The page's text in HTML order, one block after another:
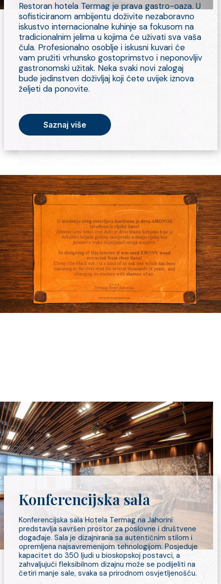
Restoran hotela Termag je prava gastro-oaza. U
sofisticiranom ambijentu doživite nezaboravno
iskustvo internacionalne kuhinje sa fokusom na
tradicionalnim jelima u kojima će uživati sva vaša
čula. Profesionalno osoblje i iskusni kuvari će
vam pružiti vrhunsko gostoprimstvo i neponovljiv
gastronomski užitak. Neka svaki novi zalogaj
bude jedinstven doživljaj koji ćete uvijek iznova
željeti da ponovite.
Saznaj više
Konferencijska sala
Konferencijska sala Hotela Termag na Jahorini
predstavlja savršen prostor za poslovne i društvene
događaje. Sala je dizajnirana sa autentičnim stilom i
opremljena najsavremenijom tehnologijom. Posjeduje
kapacitet do 350 ljudi u bioskopskoj postavci, a
zahvaljujući fleksibilnom dizajnu može se podijeliti na
četiri manje sale, svaka sa prirodnom osvjetljenošću.